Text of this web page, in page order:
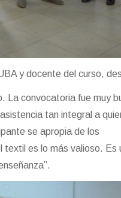
y docente del curso,
La convocatoria fue muy
tan integral a
se apropia de los
textil es lo más valioso. Es